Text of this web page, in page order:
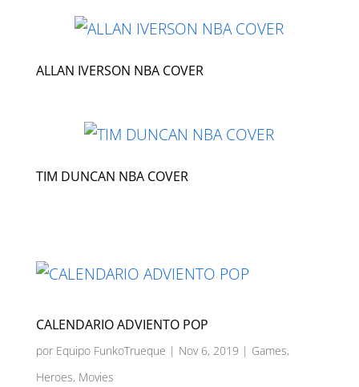
ALLAN IVERSON NBA COVER
TIM DUNCAN NBA COVER
CALENDARIO ADVIENTO POP
por Equipo FunkoTrueque | Nov 6, 2019 | Games,
Heroes, Movies